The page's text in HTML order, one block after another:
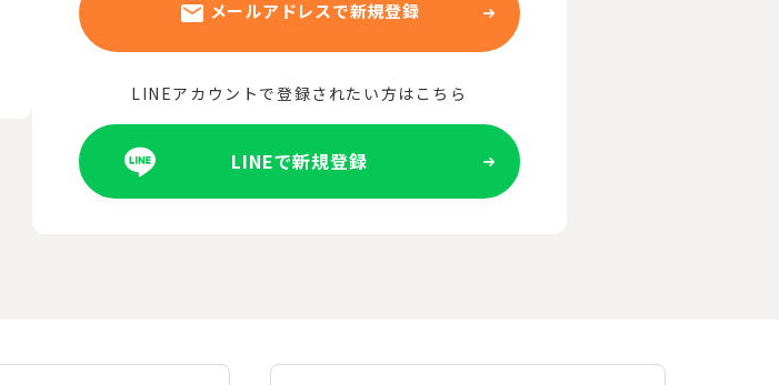
メールアドレスで新規登録
LINEアカウントで登録されたい方はこちら
LINEで新規登録